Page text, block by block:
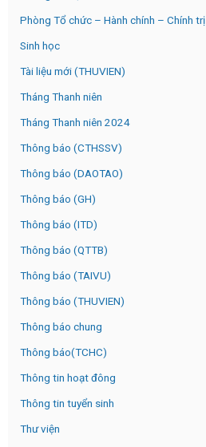
Phòng Tổ chức – Hành chính – Chính trị
Sinh học
Tài liệu mới (THUVIEN)
Tháng Thanh niên
Tháng Thanh niên 2024
Thông báo (CTHSSV)
Thông báo (DAOTAO)
Thông báo (GH)
Thông báo (ITD)
Thông báo (QTTB)
Thông báo (TAIVU)
Thông báo (THUVIEN)
Thông báo chung
Thông báo(TCHC)
Thông tin hoạt đông
Thông tin tuyển sinh
Thư viện